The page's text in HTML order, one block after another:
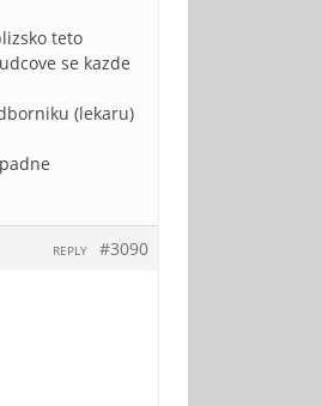
teto
se kazde
(lekaru)
#3090
REPLY